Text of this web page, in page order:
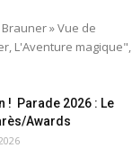
» Vue de
L'Aventure magique",
! Parade 2026 : Le
Awards